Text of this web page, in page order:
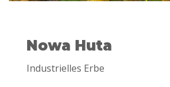
Nowa Huta
Industrielles Erbe